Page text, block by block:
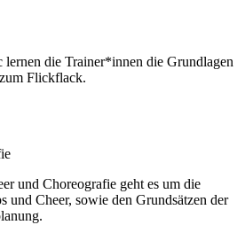
die Trainer*innen die Grundlagen
Flickflack.
und Choreografie geht es um die
und Cheer, sowie den Grundsätzen der